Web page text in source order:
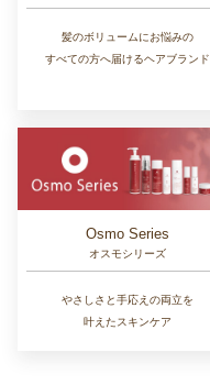
髪のボリュームにお悩みの
すべての方へ届けるヘアブランド
Osmo Series
オスモシリーズ
やさしさと手応えの両立を
叶えたスキンケア